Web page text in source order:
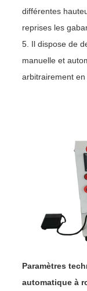
différentes
reprises les
5. Il dispose de
manuelle et
arbitrairement en
Paramètres
automatique à